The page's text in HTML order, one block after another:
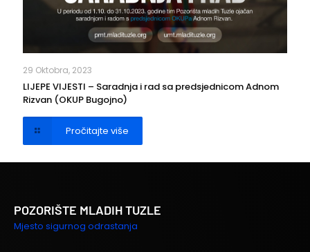
29 Oktobra, 2023
LIJEPE VIJESTI – Saradnja i rad sa predsjednicom Adnom
Rizvan (OKUP Bugojno)
Pročitajte više
POZORIŠTE MLADIH TUZLE
Mjesto sigurnog odrastanja